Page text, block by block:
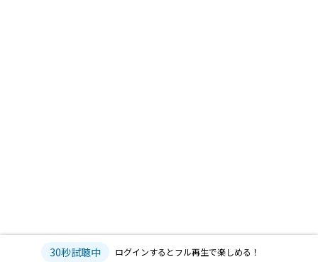
30秒試聴中 ログインするとフル再生で楽しめる！